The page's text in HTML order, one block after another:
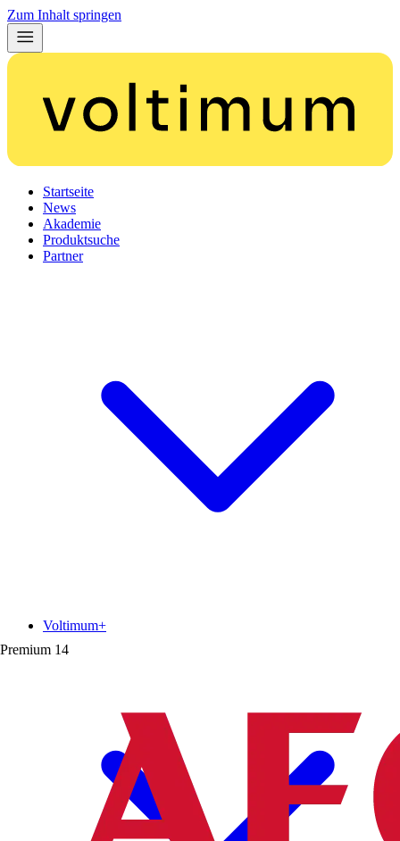
Zum Inhalt springen
Startseite
News
Akademie
Produktsuche
Partner
Premium 14
Voltimum+